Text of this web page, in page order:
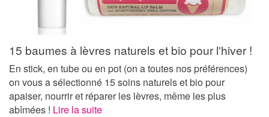
15 baumes à lèvres naturels et bio pour l'hiver !
En stick, en tube ou en pot (on a toutes nos préférences)
on vous a sélectionné 15 soins naturels et bio pour
apaiser, nourrir et réparer les lèvres, même les plus
abîmées ! Lire la suite